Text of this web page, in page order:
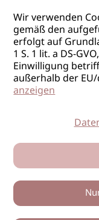
Wir verwenden
gemäß den
erfolgt auf
1 S. 1 lit. a DS-
Einwilligung
außerhalb der EU/
anzeigen